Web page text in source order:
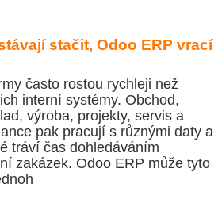
stačit, Odoo ERP vrací
často rostou rychleji než
interní systémy. Obchod,
výroba, projekty, servis a
pak pracují s různými daty a
tráví čas dohledáváním
zakázek. Odoo ERP může tyto